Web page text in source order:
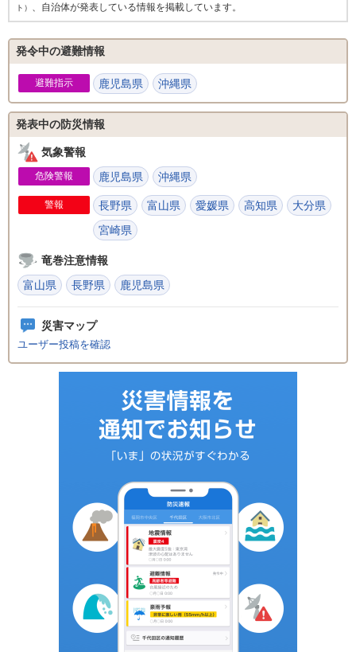
ト） 、自治体が発表している情報を掲載しています。
発令中の避難情報
避難指示 鹿児島県 沖縄県
発表中の防災情報
気象警報
危険警報 鹿児島県 沖縄県
警報 長野県 富山県 愛媛県 高知県
大分県
宮崎県
竜巻注意情報
富山県
長野県 鹿児島県
災害マップ
ユーザー投稿を確認